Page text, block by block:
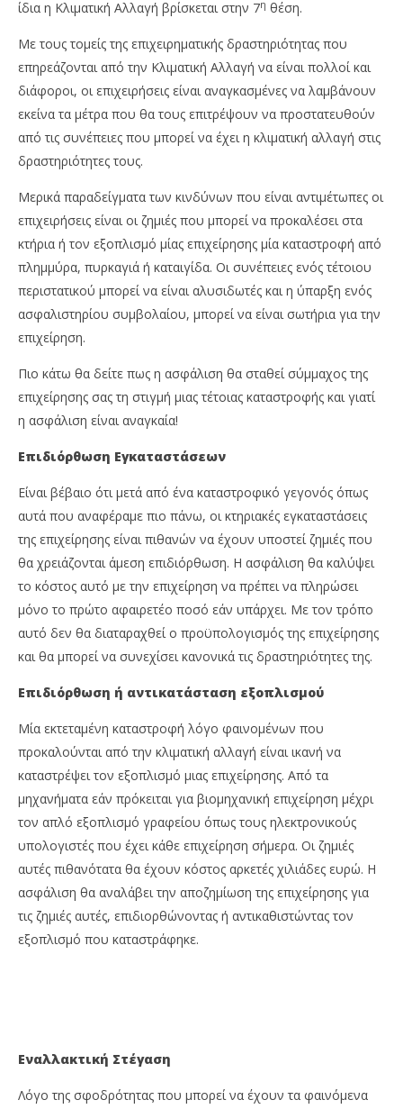
Team
ίδια η Κλιματική Αλλαγή βρίσκεται στην 7η θέση.
Με τους τομείς της επιχειρηματικής δραστηριότητας που
επηρεάζονται από την Κλιματική Αλλαγή να είναι πολλοί και
διάφοροι, οι επιχειρήσεις είναι αναγκασμένες να λαμβάνουν
εκείνα τα μέτρα που θα τους επιτρέψουν να προστατευθούν
από τις συνέπειες που μπορεί να έχει η κλιματική αλλαγή στις
δραστηριότητες τους.
Μερικά παραδείγματα των κινδύνων που είναι αντιμέτωπες οι
επιχειρήσεις είναι οι ζημιές που μπορεί να προκαλέσει στα
κτήρια ή τον εξοπλισμό μίας επιχείρησης μία καταστροφή από
πλημμύρα, πυρκαγιά ή καταιγίδα. Οι συνέπειες ενός τέτοιου
περιστατικού μπορεί να είναι αλυσιδωτές και η ύπαρξη ενός
ασφαλιστηρίου συμβολαίου, μπορεί να είναι σωτήρια για την
επιχείρηση.
Πιο κάτω θα δείτε πως η ασφάλιση θα σταθεί σύμμαχος της
επιχείρησης σας τη στιγμή μιας τέτοιας καταστροφής και γιατί
η ασφάλιση είναι αναγκαία!
Επιδιόρθωση Εγκαταστάσεων
Είναι βέβαιο ότι μετά από ένα καταστροφικό γεγονός όπως
αυτά που αναφέραμε πιο πάνω, οι κτηριακές εγκαταστάσεις
της επιχείρησης είναι πιθανών να έχουν υποστεί ζημιές που
θα χρειάζονται άμεση επιδιόρθωση. Η ασφάλιση θα καλύψει
το κόστος αυτό με την επιχείρηση να πρέπει να πληρώσει
μόνο το πρώτο αφαιρετέο ποσό εάν υπάρχει. Με τον τρόπο
αυτό δεν θα διαταραχθεί ο προϋπολογισμός της επιχείρησης
και θα μπορεί να συνεχίσει κανονικά τις δραστηριότητες της.
Επιδιόρθωση ή αντικατάσταση εξοπλισμού
Μία εκτεταμένη καταστροφή λόγο φαινομένων που
προκαλούνται από την κλιματική αλλαγή είναι ικανή να
καταστρέψει τον εξοπλισμό μιας επιχείρησης. Από τα
μηχανήματα εάν πρόκειται για βιομηχανική επιχείρηση μέχρι
τον απλό εξοπλισμό γραφείου όπως τους ηλεκτρονικούς
υπολογιστές που έχει κάθε επιχείρηση σήμερα. Οι ζημιές
αυτές πιθανότατα θα έχουν κόστος αρκετές χιλιάδες ευρώ. Η
ασφάλιση θα αναλάβει την αποζημίωση της επιχείρησης για
τις ζημιές αυτές, επιδιορθώνοντας ή αντικαθιστώντας τον
εξοπλισμό που καταστράφηκε.
Εναλλακτική Στέγαση
Λόγο της σφοδρότητας που μπορεί να έχουν τα φαινόμενα